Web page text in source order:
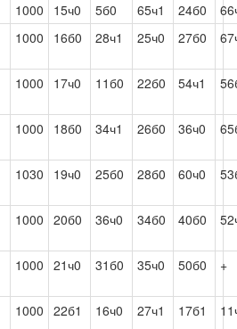
1000 15ч0 5б0 65ч1 24б0
1000 16б0 28ч1 25ч0 27б0
1000 17ч0 11б0 22б0 54ч1
1000 18б0 34ч1 26б0 36ч0
1030 19ч0 25б0 28б0 60ч0
1000 20б0 36ч0 34б0 40б0
1000 21ч0 31б0 35ч0 50б0 +
1000 22б1 16ч0 27ч1 17б1